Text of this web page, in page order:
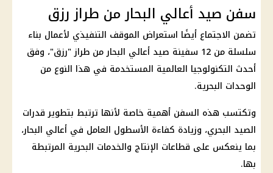
سفن صيد أعالي البحار من طراز رزق
تضمن الاجتماع أيضًا استعراض الموقف التنفيذي لأعمال بناء
سلسلة من 12 سفينة صيد أعالي البحار من طراز "رزق"، وفق
أحدث التكنولوجيا العالمية المستخدمة في هذا النوع من
الوحدات البحرية.
وتكتسب هذه السفن أهمية خاصة لأنها ترتبط بتطوير قدرات
الصيد البحري، وزيادة كفاءة الأسطول العامل في أعالي البحار،
بما ينعكس على قطاعات الإنتاج والخدمات البحرية المرتبطة
بها.